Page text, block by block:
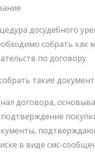
досудебного
собрать
по договору.
такие
договора,
в виде смс-